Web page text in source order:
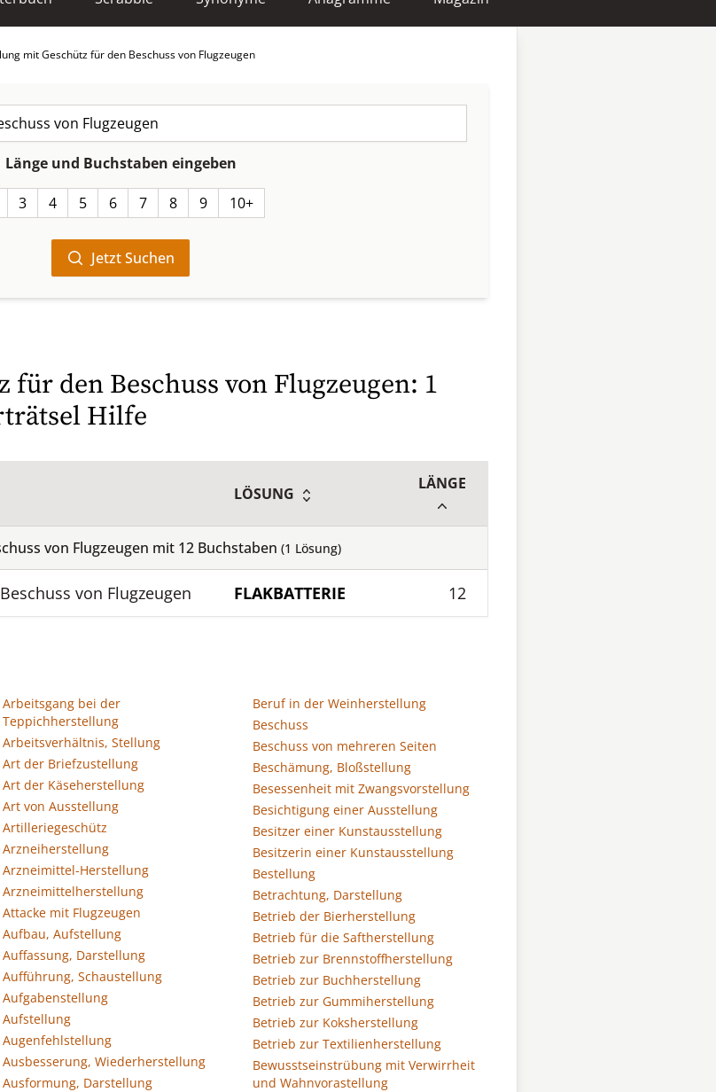
mit Geschütz für den Beschuss von Flugzeugen
Länge und Buchstaben eingeben
3 4 5 6 7 8 9 10+
Jetzt Suchen
für den Beschuss von Flugzeugen: 1
Hilfe
LÖSUNG
LÄNGE
von Flugzeugen mit 12 Buchstaben (1 Lösung)
von Flugzeugen FLAKBATTERIE 12
Arbeitsgang bei der
Teppichherstellung
Arbeitsverhältnis, Stellung
Art der Briefzustellung
Art der Käseherstellung
Art von Ausstellung
Artilleriegeschütz
Arzneiherstellung
Arzneimittel-Herstellung
Arzneimittelherstellung
Attacke mit Flugzeugen
Aufbau, Aufstellung
Auffassung, Darstellung
Aufführung, Schaustellung
Aufgabenstellung
Aufstellung
Augenfehlstellung
Ausbesserung, Wiederherstellung
Ausformung, Darstellung
Beruf in der Weinherstellung
Beschuss
Beschuss von mehreren Seiten
Beschämung, Bloßstellung
Besessenheit mit Zwangsvorstellung
Besichtigung einer Ausstellung
Besitzer einer Kunstausstellung
Besitzerin einer Kunstausstellung
Bestellung
Betrachtung, Darstellung
Betrieb der Bierherstellung
Betrieb für die Saftherstellung
Betrieb zur Brennstoffherstellung
Betrieb zur Buchherstellung
Betrieb zur Gummiherstellung
Betrieb zur Koksherstellung
Betrieb zur Textilienherstellung
Bewusstseinstrübung mit Verwirrheit
und Wahnvorastellung